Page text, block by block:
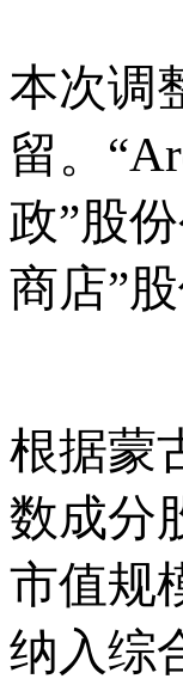
本次调
留。
政”股
商店”
根据蒙
数成分
市值规
纳入综